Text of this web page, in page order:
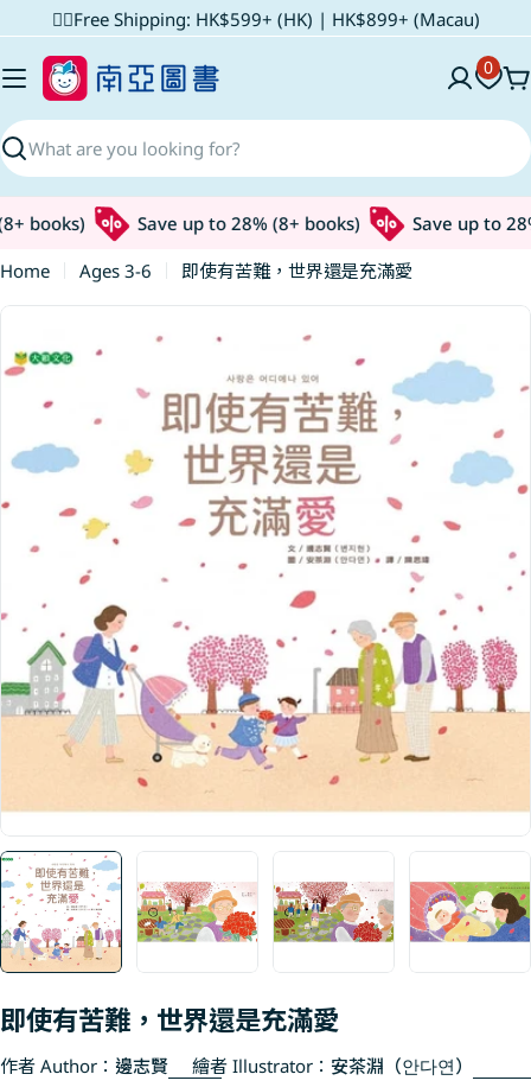
to
content
✌🏼Free Shipping: HK$599+ (HK) | HK$899+ (Macau)
Search
0
books) Save up to 28% (8+ books)
Save up to
Home
Ages 3-6
即使有苦難，世界還是充滿愛
Skip
product
information
Open media 0 in modal
即使有苦難，世界還是充滿愛
作者 Author： 邊志賢 繪者 Illustrator： 安茶淵（안다연）